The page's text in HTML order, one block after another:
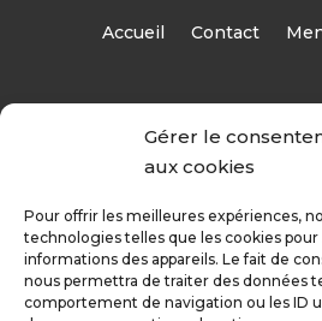
Gérer le
aux cookies
Pour offrir les meilleures expériences,
technologies telles que les cookies
informations des appareils. Le fait de
nous permettra de traiter des données
comportement de navigation ou les ID
Accueil Contact